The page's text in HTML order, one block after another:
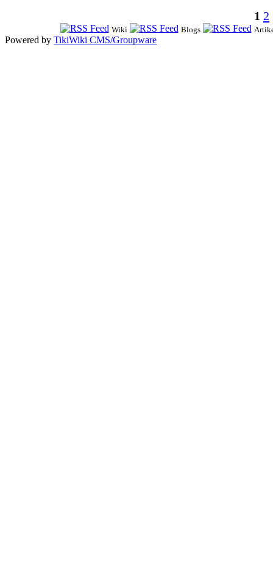
1 2
Wiki Blogs
Powered by TikiWiki CMS/Groupware